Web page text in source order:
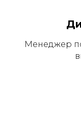
Менеджер